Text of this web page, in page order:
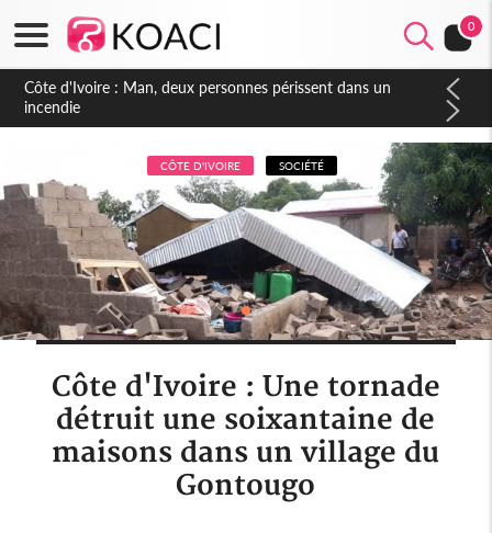
0
Côte d'Ivoire : Séileu, la célébration de la fête nationale
transformée en vaste campagne contre les produits
dépigmentants dangereux
CÔTE D'IVOIRE SOCIÉTÉ
Côte d'Ivoire : Une tornade
détruit une soixantaine de
maisons dans un village du
Gontougo